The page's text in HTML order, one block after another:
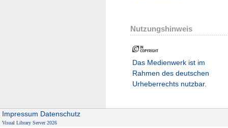
Nutzungshinweis
Das Medienwerk ist im
Rahmen des deutschen
Urheberrechts nutzbar.
Impressum Datenschutz
Visual Library Server 2026